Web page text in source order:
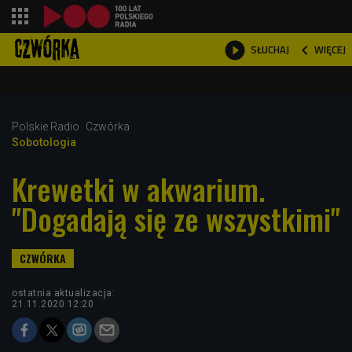
 SŁUCHAJ  WIĘCEJ

Polskie Radio
Czwórka
Sobotologia
Krewetki w akwarium.
"Dogadają się ze wszystkimi"
ostatnia aktualizacja:
21.11.2020 12:20